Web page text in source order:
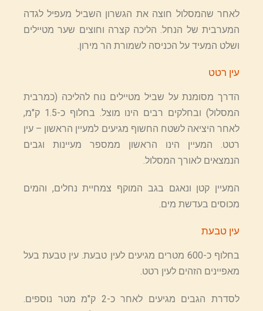
לאחר שהמסלול חוצה את הגשרון השביל מעפיל לגדה
המערבית של הנחל. הליכה קצרה וחוצים שער מטיילים
ושלט המעיד על הכניסה לשמורת הר מירון.
עין רטט
הדרך מסומנת על שביל מטיילים נוח להליכה (כמרבית
המסלול) ובחלקים רבים הינו מוצל. בחלוף כ-1.5 ק"מ,
לאחר היציאה לשטח החשוף מגיעים למעיין הראשון – עין
רטט. המעיין הינו הראשון ממספר מעיינות וגבים
הנמצאים לאורך המסלול.
המעיין קטן ונאגם בגב המוקף צמחיית נחלים, והמים
מכוסים בעדשת מים.
עין טבעת
בחלוף כ-600 מטרים מגיעים לעין טבעת. עין טבעת בעל
מאפיינים הזהים לעין רטט.
לסדרת הגבים מגיעים לאחר כ-2 ק"מ מטר נוספים.